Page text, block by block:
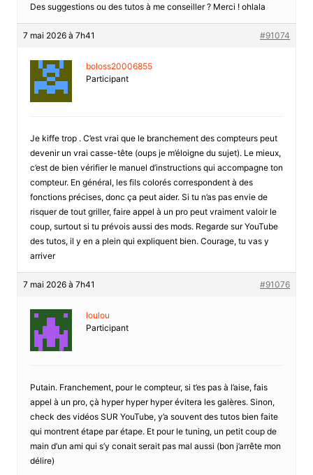
Des suggestions ou des tutos à me conseiller ? Merci ! ohlala
7 mai 2026 à 7h41 #91074
boloss20006855
Participant
Je kiffe trop . C’est vrai que le branchement des compteurs peut
devenir un vrai casse-tête (oups je m’éloigne du sujet). Le mieux,
c’est de bien vérifier le manuel d’instructions qui accompagne ton
compteur. En général, les fils colorés correspondent à des
fonctions précises, donc ça peut aider. Si tu n’as pas envie de
risquer de tout griller, faire appel à un pro peut vraiment valoir le
coup, surtout si tu prévois aussi des mods. Regarde sur YouTube
des tutos, il y en a plein qui expliquent bien. Courage, tu vas y
arriver
7 mai 2026 à 7h41 #91076
loulou
Participant
Putain. Franchement, pour le compteur, si t’es pas à l’aise, fais
appel à un pro, çà hyper hyper hyper évitera les galères. Sinon,
check des vidéos SUR YouTube, y’a souvent des tutos bien faite
qui montrent étape par étape. Et pour le tuning, un petit coup de
main d’un ami qui s’y conait serait pas mal aussi (bon j’arrête mon
délire)